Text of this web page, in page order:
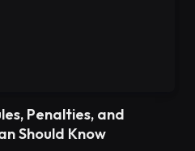
Penalties, and
Should Know